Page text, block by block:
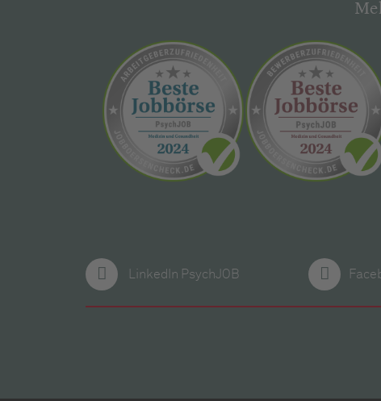
LinkedIn PsychJOB